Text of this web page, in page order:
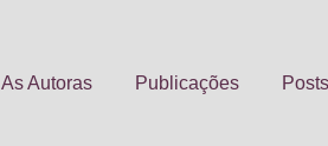
As Autoras Publicações Posts